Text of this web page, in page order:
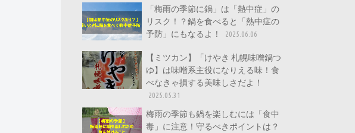
「梅雨の季節に鍋」は「熱中症」の
リスク！？鍋を食べると「熱中症の
予防」にもなるよ！
2025.06.06
【ミツカン】「けやき 札幌味噌鍋つ
ゆ】は味噌系主役になりえる味！食
べなきゃ損する美味しさだよ！
2025.05.31
梅雨の季節も鍋を楽しむには「食中
毒」に注意！守るべきポイントは？